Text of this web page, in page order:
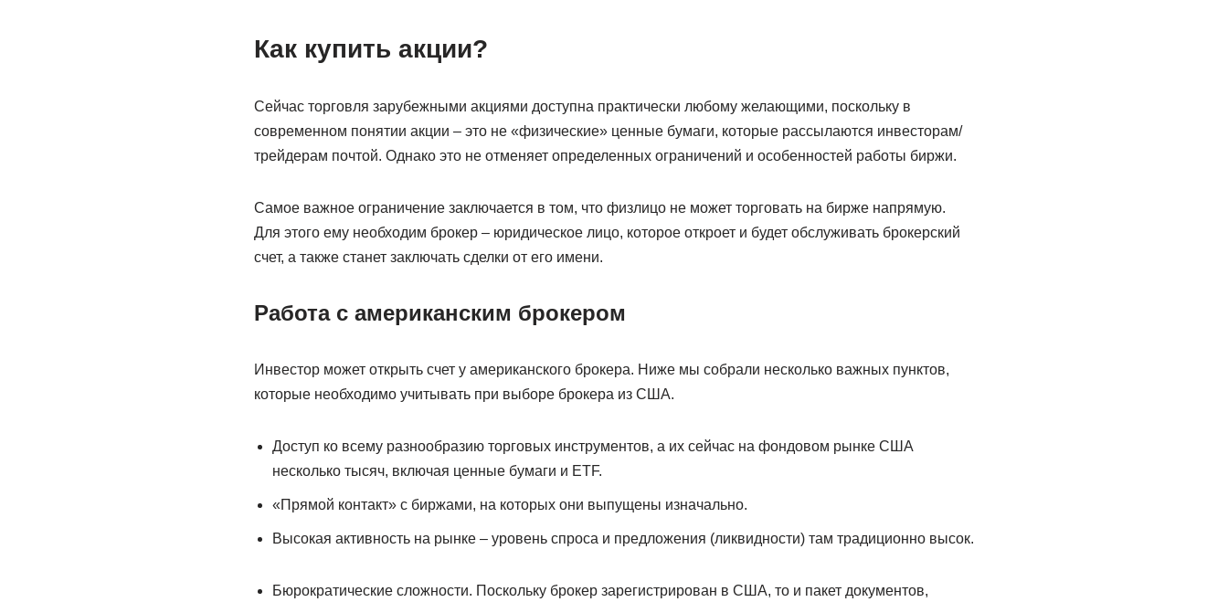
Как купить акции?
Сейчас торговля зарубежными акциями доступна практически любому желающими, поскольку в
современном понятии акции – это не «физические» ценные бумаги, которые рассылаются инвесторам/
трейдерам почтой. Однако это не отменяет определенных ограничений и особенностей работы биржи.
Самое важное ограничение заключается в том, что физлицо не может торговать на бирже напрямую.
Для этого ему необходим брокер – юридическое лицо, которое откроет и будет обслуживать брокерский
счет, а также станет заключать сделки от его имени.
Работа с американским брокером
Инвестор может открыть счет у американского брокера. Ниже мы собрали несколько важных пунктов,
которые необходимо учитывать при выборе брокера из США.
Доступ ко всему разнообразию торговых инструментов, а их сейчас на фондовом рынке США
несколько тысяч, включая ценные бумаги и ETF.
«Прямой контакт» с биржами, на которых они выпущены изначально.
Высокая активность на рынке – уровень спроса и предложения (ликвидности) там традиционно высок.
Бюрократические сложности. Поскольку брокер зарегистрирован в США, то и пакет документов,